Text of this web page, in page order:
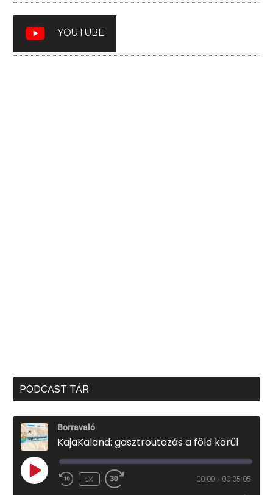
YOUTUBE
PODCAST TÁR
Borravaló
KajaKaland: gasztroutazás a föld körül
PLAY
EPISODE
1X 00:00 / 00:35:05